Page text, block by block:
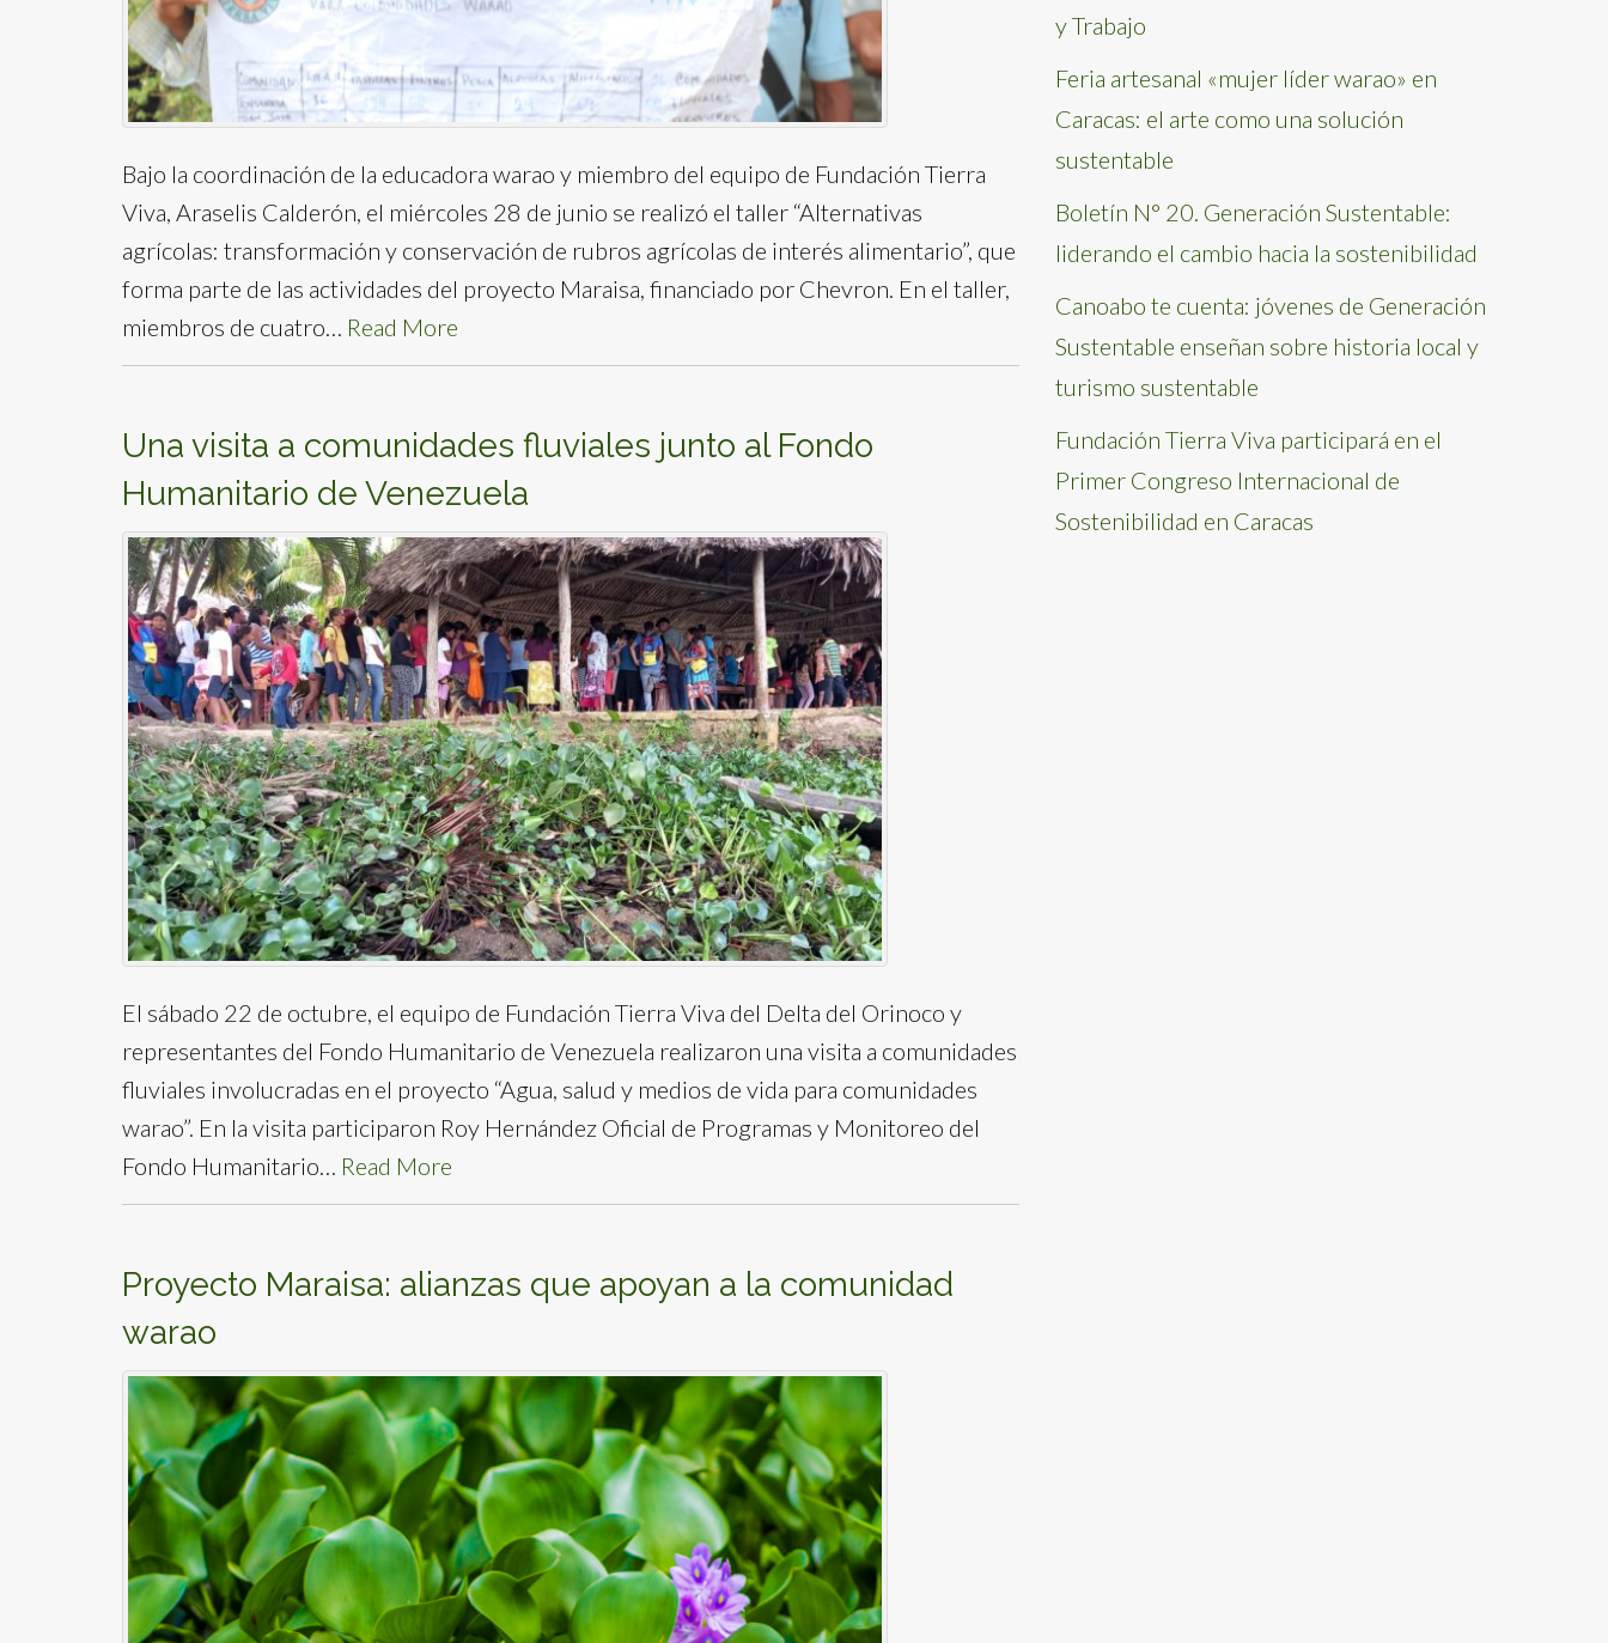
Bajo la coordinación de la educadora warao y miembro del equipo de Fundación Tierra
Viva, Araselis Calderón, el miércoles 28 de junio se realizó el taller “Alternativas
agrícolas: transformación y conservación de rubros agrícolas de interés alimentario”, que
forma parte de las actividades del proyecto Maraisa, financiado por Chevron. En el taller,
miembros de cuatro… Read More
Una visita a comunidades fluviales junto al Fondo
Humanitario de Venezuela
El sábado 22 de octubre, el equipo de Fundación Tierra Viva del Delta del Orinoco y
representantes del Fondo Humanitario de Venezuela realizaron una visita a comunidades
fluviales involucradas en el proyecto “Agua, salud y medios de vida para comunidades
warao”. En la visita participaron Roy Hernández Oficial de Programas y Monitoreo del
Fondo Humanitario… Read More
Proyecto Maraisa: alianzas que apoyan a la comunidad
warao
y Trabajo
Feria artesanal «mujer líder warao» en
Caracas: el arte como una solución
sustentable
Boletín N° 20. Generación Sustentable:
liderando el cambio hacia la sostenibilidad
Canoabo te cuenta: jóvenes de Generación
Sustentable enseñan sobre historia local y
turismo sustentable
Fundación Tierra Viva participará en el
Primer Congreso Internacional de
Sostenibilidad en Caracas